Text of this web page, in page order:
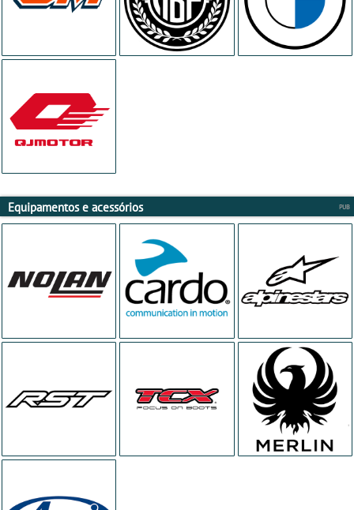
Equipamentos e acessórios